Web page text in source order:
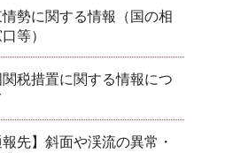
勢に関する情報（国の相
等）
税措置に関する情報につ
報先】斜面や渓流の異常・